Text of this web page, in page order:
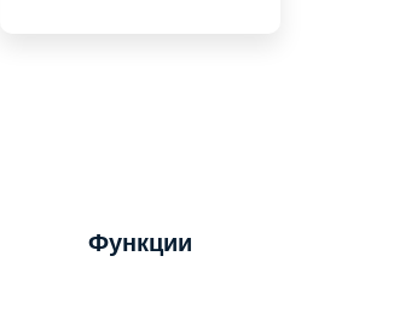
Функции